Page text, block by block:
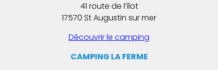
41 route de l’îlot
17570 St Augustin sur mer
Découvrir le camping
CAMPING LA FERME